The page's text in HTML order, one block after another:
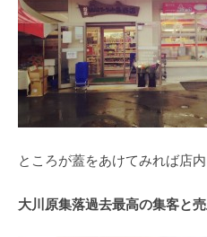
ところが蓋をあけてみれば店
大川原集落過去最高の集客と